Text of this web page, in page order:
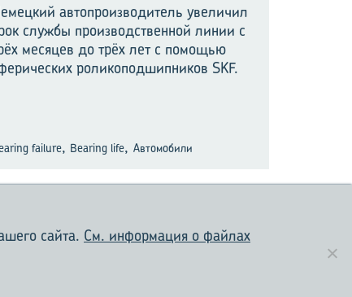
автопроизводитель увеличил
службы производственной линии с
месяцев до трёх лет с помощью
роликоподшипников SKF.
failure, Bearing life, Автомобили
сайта. См. информация о файлах